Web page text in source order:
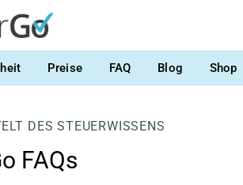
Preise FAQ Blog Shop
DES STEUERWISSENS
FAQs